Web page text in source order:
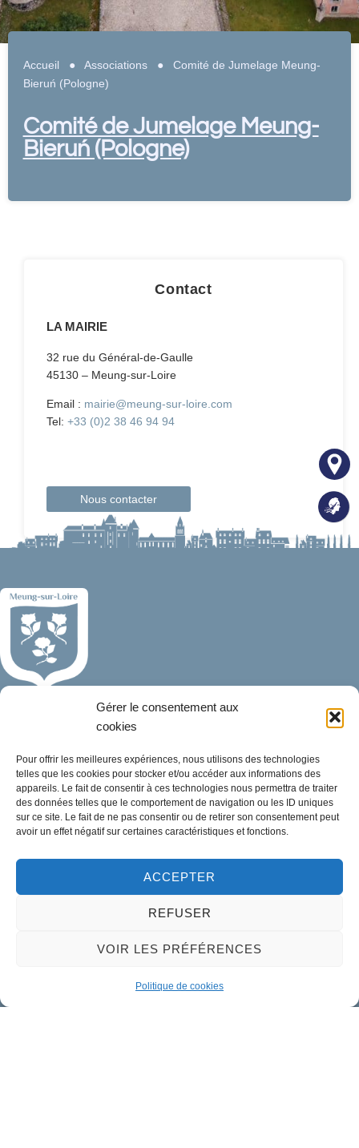
Gérer le consentement aux
cookies
Pour offrir les meilleures expériences, nous utilisons des technologies
telles que les cookies pour stocker et/ou accéder aux informations des
appareils. Le fait de consentir à ces technologies nous permettra de traiter
des données telles que le comportement de navigation ou les ID uniques
sur ce site. Le fait de ne pas consentir ou de retirer son consentement peut
avoir un effet négatif sur certaines caractéristiques et fonctions.
ACCEPTER
REFUSER
VOIR LES PRÉFÉRENCES
Politique de cookies
Accueil ● Associations● Comité de Jumelage Meung-
Bieruń (Pologne)
Comité de Jumelage Meung-
Bieruń (Pologne)
Contact
LA MAIRIE
32 rue du Général-de-Gaulle
45130 – Meung-sur-Loire
Email : mairie@meung-sur-loire.com
Tel: +33 (0)2 38 46 94 94
Nous contacter
Mairie de Meung-sur-Loire
45130 Meung-sur-Loire
02 38 46 94 94
mairie@meung-sur-loire.com
Mardi :14h00 à 17h30
Mercredi à vendredi :
9h00 à 12h30 & 14h00 à 17h30